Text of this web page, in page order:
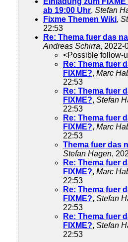
ab 19:00 Uhr, Stefan
Fixme Themen Wiki,
22:53
Re: Thema fuer das
Andreas Schirra, 2022-
<Possible follow-
Re: Thema fuer
FIXME?, Marc
22:53
Re: Thema fuer
FIXME?, Stefan
22:53
Re: Thema fuer
FIXME?, Marc
22:53
Thema fuer das
Stefan Hagen,
Re: Thema fuer
FIXME?, Marc
22:53
Re: Thema fuer
FIXME?, Stefan
22:53
Re: Thema fuer
FIXME?, Stefan
22:53